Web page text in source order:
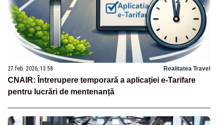
27 feb. 2026, 13:58 Realitatea Travel
CNAIR: Întrerupere temporară a aplicației e-Tarifare
pentru lucrări de mentenanță